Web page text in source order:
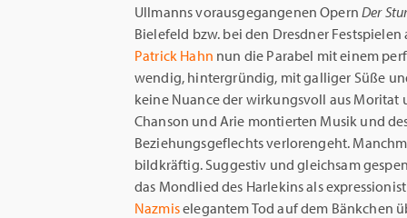
Ullmanns vorausgegangenen OpernDer
Bielefeld bzw. bei den Dresdner
Patrick Hahn nun die Parabel mit einem
wendig, hintergründig, mit galliger Süße
keine Nuance der wirkungsvoll aus Moritat
Chanson und Arie montierten Musik und
Beziehungsgeflechts verlorengeht.
bildkräftig. Suggestiv und gleichsam
das Mondlied des Harlekins als
Nazmiselegantem Tod auf dem Bänkchen